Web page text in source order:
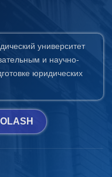
университет
и научно-
юридических